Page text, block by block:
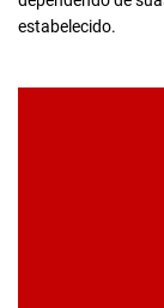
estabelecido.